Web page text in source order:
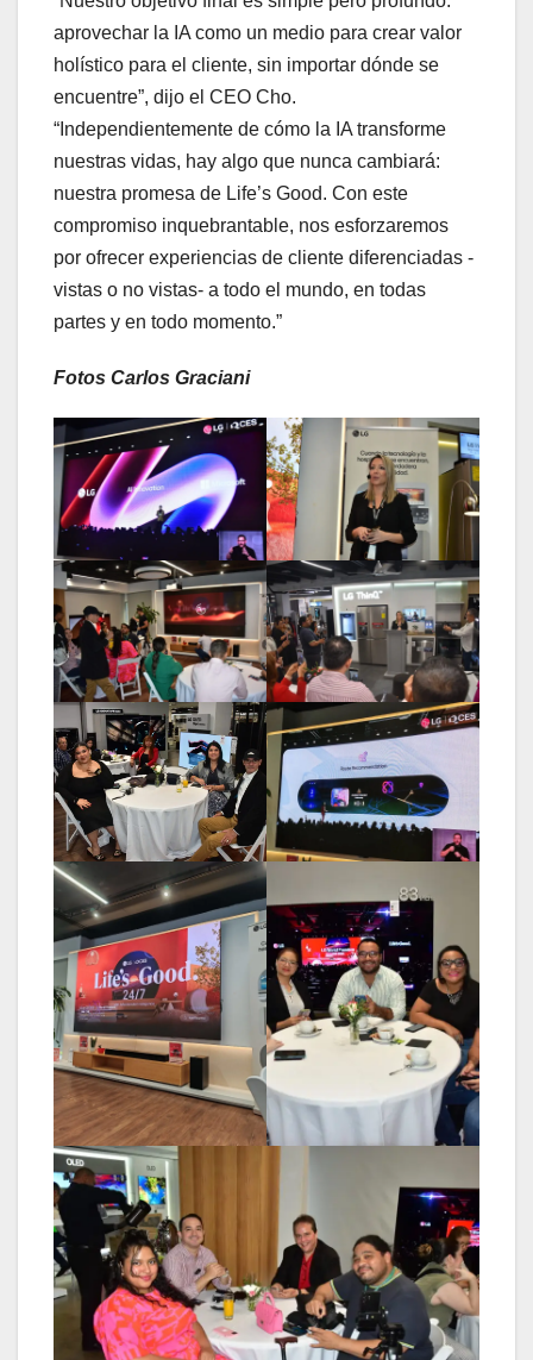
aprovechar la IA como un medio para crear valor
holístico para el cliente, sin importar dónde se
encuentre”, dijo el CEO Cho.
“Independientemente de cómo la IA transforme
nuestras vidas, hay algo que nunca cambiará:
nuestra promesa de Life’s Good. Con este
compromiso inquebrantable, nos esforzaremos
por ofrecer experiencias de cliente diferenciadas -
vistas o no vistas- a todo el mundo, en todas
partes y en todo momento.”
Fotos Carlos Graciani